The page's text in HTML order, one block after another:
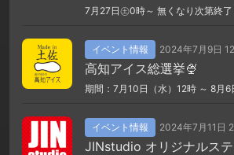
7月27日㊏0時～ 無くなり次第終了
イベント情報 2024年7月9日
高知アイス総選挙🍨
期間：7月10日（水）12時 ～ 8月
イベント情報 2024年7月11日
JINstudio オリジナルス